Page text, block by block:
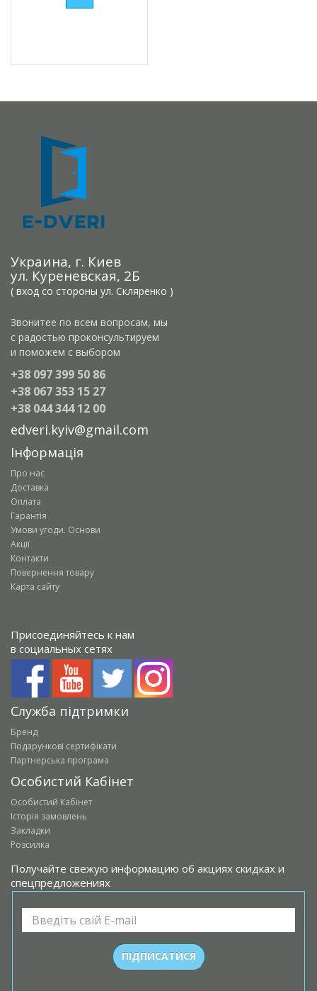
Украина, г. Киев
ул. Куреневская, 2Б
( вход со стороны ул. Скляренко )
Звонитее по всем вопросам, мы
с радостью проконсультируем
и поможем с выбором
+38 097 399 50 86
+38 067 353 15 27
+38 044 344 12 00
edveri.kyiv@gmail.com
Інформація
Про нас
Доставка
Оплата
Гарантія
Умови угоди. Основи
Акції
Контакти
Повернення товару
Карта сайту
Присоединяйтесь к нам
в социальных сетях
Служба підтримки
Бренд
Подарункові сертифікати
Партнерська програма
Особистий Кабінет
Особистий Кабінет
Історія замовлень
Закладки
Розсилка
Получайте свежую информацию об акциях скидках и
спецпредложениях